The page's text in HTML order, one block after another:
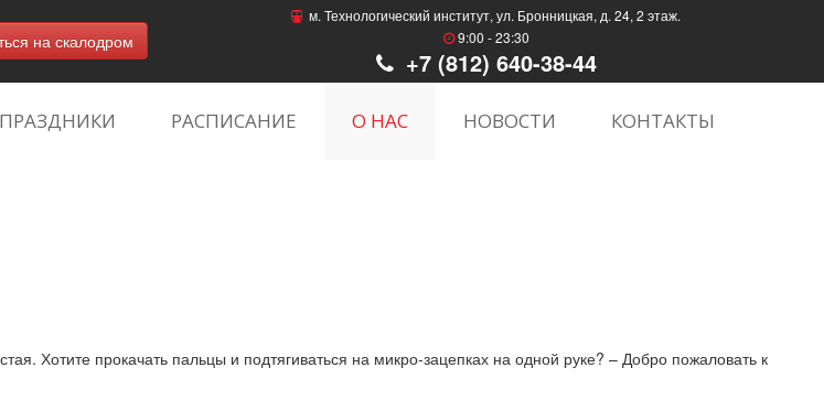
на скалодром
м. Технологический институт, ул. Бронницкая, д. 24, 2 этаж.
9:00 - 23:30
+7 (812) 640-38-44
РАСПИСАНИЕ О НАС НОВОСТИ КОНТАКТЫ
Хотите прокачать пальцы и подтягиваться на микро-зацепках на одной руке? – Добро пожаловать к